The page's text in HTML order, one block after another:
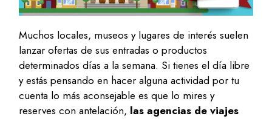
Muchos locales, museos y lugares de interés suelen
lanzar ofertas de sus entradas o productos
determinados días a la semana. Si tienes el día libre
y estás pensando en hacer alguna actividad por tu
cuenta lo más aconsejable es que lo mires y
reserves con antelación, las agencias de viajes